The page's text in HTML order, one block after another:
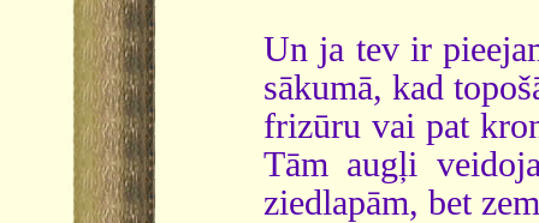
Un ja tev ir
sākumā, kad
frizūru vai pat
Tām augļi
ziedlapām, bet